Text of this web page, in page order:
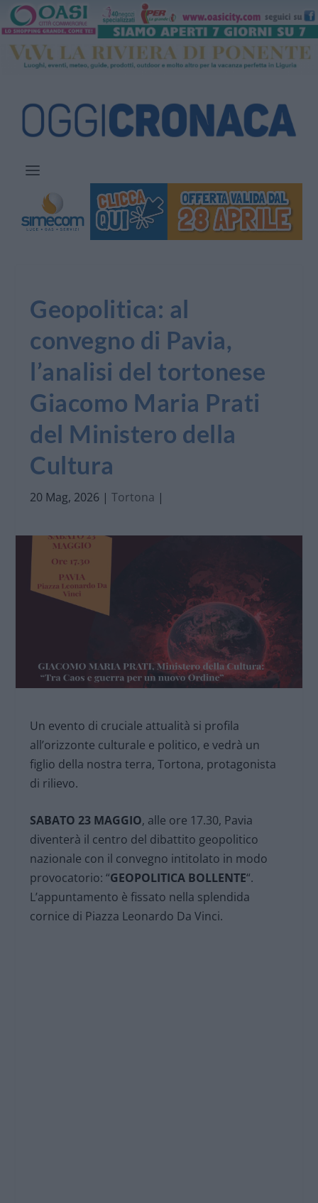
Geopolitica: al
convegno di Pavia,
l’analisi del tortonese
Giacomo Maria Prati
del Ministero della
Cultura
20 Mag, 2026 |Tortona |
Un evento di cruciale attualità si profila
all’orizzonte culturale e politico, e vedrà un
figlio della nostra terra, Tortona, protagonista
di rilievo.
SABATO 23 MAGGIO, alle ore 17.30, Pavia
diventerà il centro del dibattito geopolitico
nazionale con il convegno intitolato in modo
provocatorio: “GEOPOLITICA BOLLENTE“.
L’appuntamento è fissato nella splendida
cornice di Piazza Leonardo Da Vinci.